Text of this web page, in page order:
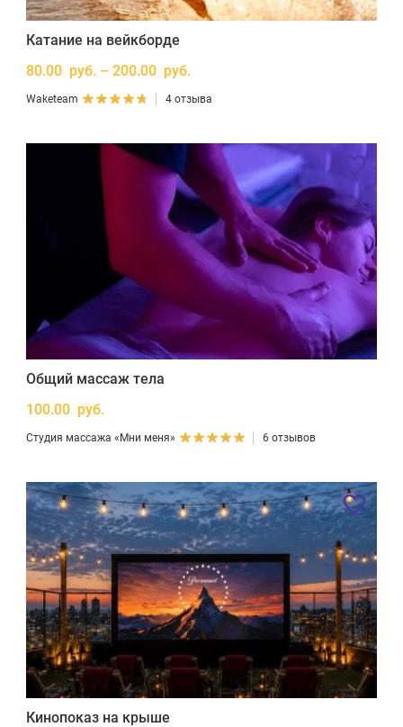
Катание на вейкборде
80.00 руб. – 200.00 руб.
Waketeam 4 отзыва
Общий массаж тела
100.00 руб.
Студия массажа «Мни меня» 6 отзывов
Кинопоказ на крыше